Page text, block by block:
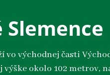
Slemence
vo východnej časti
výške okolo 102 metrov,